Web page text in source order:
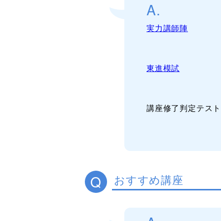
A.
実力講師陣
東進模試
講座修了判定テスト
Q おすすめ講座